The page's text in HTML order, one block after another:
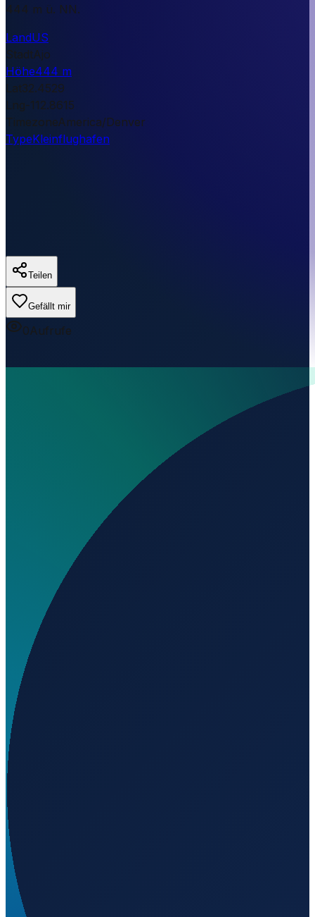
444 m ü. NN.
LandUS
StadtAjo
Höhe444 m
Lat32.4529
Lng-112.8615
TimezoneAmerica/Denver
TypeKleinflughafen
Teilen
Gefällt mir
0Aufrufe
Wo liegt Eric Marcus Municipal Airport?
Auf welcher Höhe liegt Eric Marcus Municipal
▼
Wird geladen...
32.45292
Los Angeles